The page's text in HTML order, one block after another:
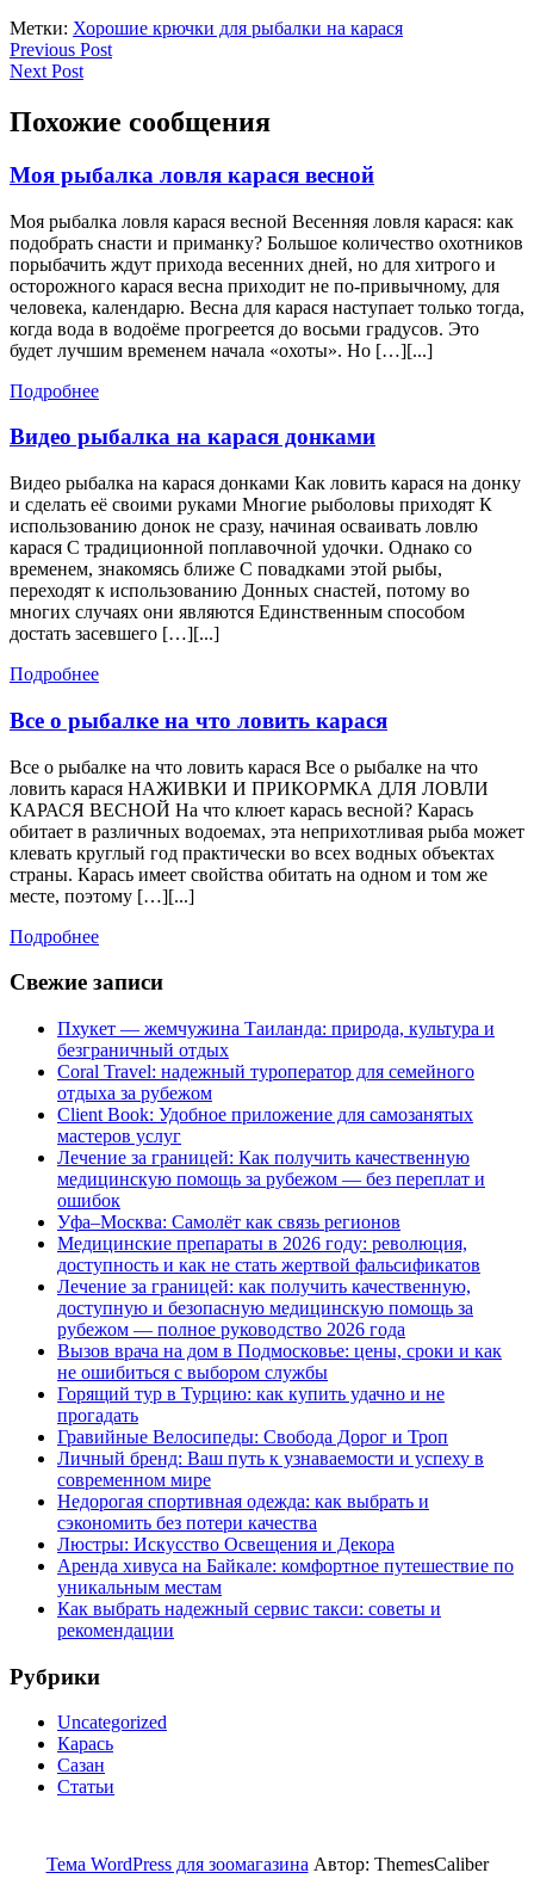
Метки: Хорошие крючки для рыбалки на карася
Навигация
по
записям
Previous PostPrevious
Next PostNext
Похожие сообщения
Моя рыбалка ловля карася веснойМоя
ловля
карася
весной
Моя рыбалка ловля карася весной Весенняя ловля карася: как
подобрать снасти и приманку? Большое количество охотников
порыбачить ждут прихода весенних дней, но для хитрого и
осторожного карася весна приходит не по-привычному, для
человека, календарю. Весна для карася наступает только тогда,
когда вода в водоёме прогреется до восьми градусов. Это
будет лучшим временем начала «охоты». Но […][...]
ПодробнееПодробнее
Видео рыбалка на карася донкамиВидео
на
карася
донками
Видео рыбалка на карася донками Как ловить карася на донку
и сделать её своими руками Многие рыболовы приходят К
использованию донок не сразу, начиная осваивать ловлю
карася С традиционной поплавочной удочки. Однако со
временем, знакомясь ближе С повадками этой рыбы,
переходят к использованию Донных снастей, потому во
многих случаях они являются Единственным способом
достать засевшего […][...]
ПодробнееПодробнее
Все о рыбалке на что ловить карасяВсе
рыбалке
на
что
ловить
карася
Все о рыбалке на что ловить карася Все о рыбалке на что
ловить карася НАЖИВКИ И ПРИКОРМКА ДЛЯ ЛОВЛИ
КАРАСЯ ВЕСНОЙ На что клюет карась весной? Карась
обитает в различных водоемах, эта неприхотливая рыба может
клевать круглый год практически во всех водных объектах
страны. Карась имеет свойства обитать на одном и том же
месте, поэтому […][...]
ПодробнееПодробнее
Свежие записи
Пхукет — жемчужина Таиланда: природа, культура и
безграничный отдых
Coral Travel: надежный туроператор для семейного
отдыха за рубежом
Client Book: Удобное приложение для самозанятых
мастеров услуг
Лечение за границей: Как получить качественную
медицинскую помощь за рубежом — без переплат и
ошибок
Уфа–Москва: Самолёт как связь регионов
Медицинские препараты в 2026 году: революция,
доступность и как не стать жертвой фальсификатов
Лечение за границей: как получить качественную,
доступную и безопасную медицинскую помощь за
рубежом — полное руководство 2026 года
Вызов врача на дом в Подмосковье: цены, сроки и как
не ошибиться с выбором службы
Горящий тур в Турцию: как купить удачно и не
прогадать
Гравийные Велосипеды: Свобода Дорог и Троп
Личный бренд: Ваш путь к узнаваемости и успеху в
современном мире
Недорогая спортивная одежда: как выбрать и
сэкономить без потери качества
Люстры: Искусство Освещения и Декора
Аренда хивуса на Байкале: комфортное путешествие по
уникальным местам
Как выбрать надежный сервис такси: советы и
рекомендации
Рубрики
Uncategorized
Карась
Сазан
Статьи
Тема WordPress для зоомагазинаАвтор: ThemesCaliber